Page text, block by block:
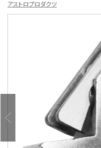
アストロプロダクツ